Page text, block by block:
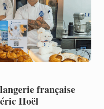
française
Hoël